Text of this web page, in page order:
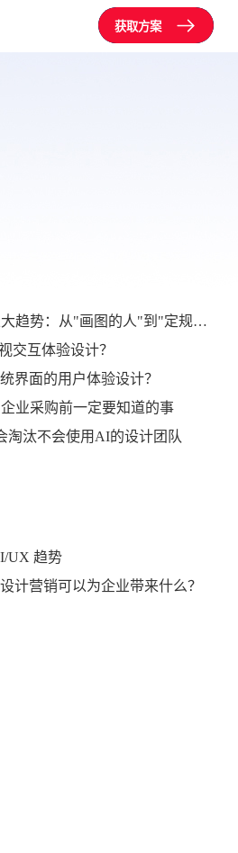
获取方案
2027年AI用户体验设计五大趋势：从"画图的人"到"定规则的人"
交互体验设计？
界面的用户体验设计？
业采购前一定要知道的事
淘汰不会使用AI的设计团队
UX 趋势
计营销可以为企业带来什么？